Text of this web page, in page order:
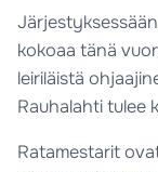
kokoaa tänä
leiriläistä
Rauhalahti tulee
Ratamestarit